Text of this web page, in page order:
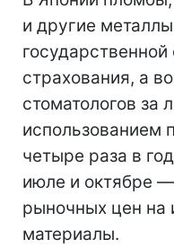
и другие
страхования, а
стоматологов за
использованием
четыре раза в
июле и октябре
рыночных цен на
материалы.